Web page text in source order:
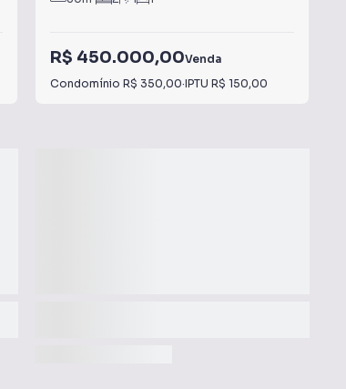
R$ 450.000,00Venda
Condomínio R$ 350,00·IPTU R$ 150,00